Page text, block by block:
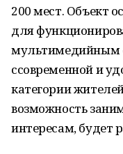
200 мест. Объект
для
мультимедийным
ссовременной и
категории
возможность
интересам, будет